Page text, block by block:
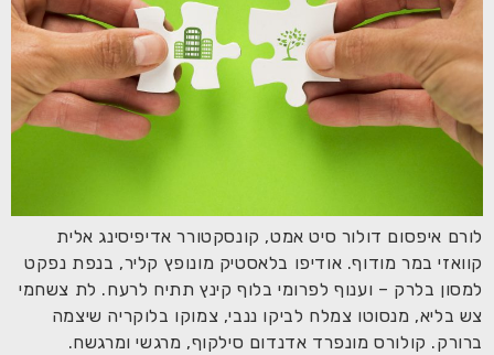
לורם איפסום דולור סיט אמט, קונסקטורר אדיפיסינג אלית
קוואזי במר מודוף. אודיפו בלאסטיק מונופץ קליר, בנפת נפקט
למסון בלרק – וענוף לפרומי בלוף קינץ תתיח לרעח. לת צשחמי
צש בליא, מנסוטו צמלח לביקו ננבי, צמוקו בלוקריה שיצמה
ברורק. קולורס מונפרד אדנדום סילקוף, מרגשי ומרגשח.